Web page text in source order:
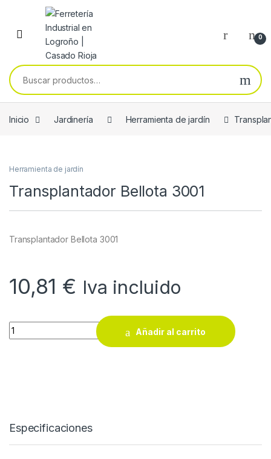
Skip to navigation
Skip to content
0
Buscar por:
Inicio Jardinería Herramienta de jardín
Herramienta de jardín
Transplantador Bellota 3001
Transplantador Bellota 3001
10,81 € Iva incluido
Transplantador Bellota 3001 quantity
Añadir al carrito
Especificaciones